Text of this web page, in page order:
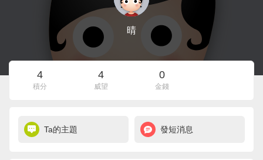
晴
4
積分
4
威望
0
金錢
Ta的主題 發短消息